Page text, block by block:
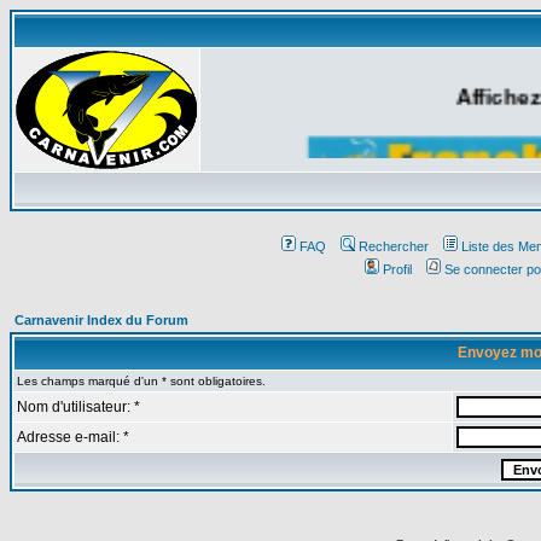
FAQ Rechercher
Liste des
Profil
Se connecter
Carnavenir Index du Forum
Envoyez
Les champs marqué d'un * sont obligatoires.
Nom d'utilisateur: *
Adresse e-mail: *